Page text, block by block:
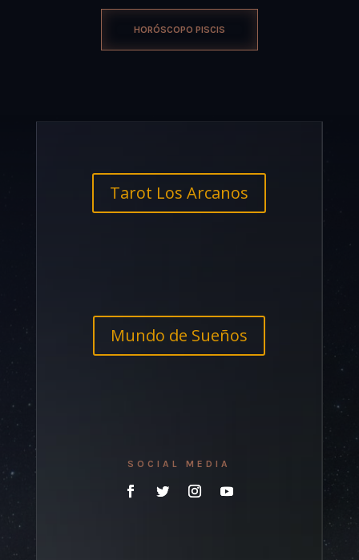
HORÓSCOPO PISCIS
Tarot Los Arcanos
Mundo de Sueños
SOCIAL MEDIA